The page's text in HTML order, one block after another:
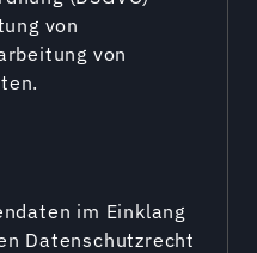
von
von
im Einklang
Datenschutzrecht